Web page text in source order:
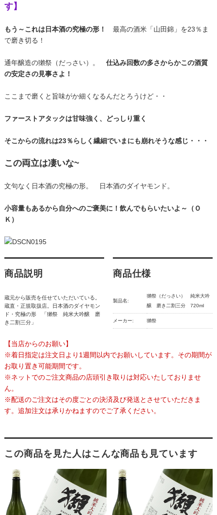
す】
もう～これは日本酒の究極の形！
最高の酒米「山田錦」を23％ま
で磨き切る！
通年醸造の獺祭（だっさい）。 仕込み回数の多さからかこの酒質
の安定さの見事さよ！
ここまで磨くと旨味がか細くなるんだとろうけど・・
ファーストアタックは甘味強く、どっしり重く
そこからの流れは23％らしく繊細でいまにも崩れそうな感じ・・・
この両立は凄いな~
文句なく日本酒の究極の形。 日本酒のダイヤモンド。
小容量もあるから自分へのご褒美に！飲んでもらいたいよ～（Ｏ
Ｋ）
商品説明
蔵元から販売を任せていただいている。
蔵直・正規取扱店。日本酒のダイヤモン
ド・究極の形 「獺祭 純米大吟醸 磨
き二割三分」
商品仕様
製品名:
獺祭（だっさい） 純米大吟
醸 磨き二割三分 720ml
メーカー: 獺祭
【当店からのお願い】
※着日指定は注文日より1週間以内でお願いしています。その期間が
お取り置き可能期間です。
※ネットでのご注文商品の店頭引き取りは対応いたしておりませ
ん。
※配送のご注文はその度ごとの決済及び発送とさせていただきま
す。追加注文は承りかねますのでご了承ください。
この商品を見た人はこんな商品も見ています